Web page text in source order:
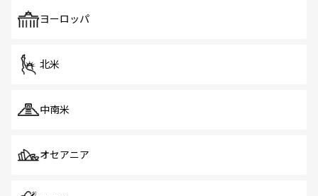
で、ホーカーズは地元の風情を楽しめる外せないスポット
ヨーロッパ
北米
中南米
オセアニア